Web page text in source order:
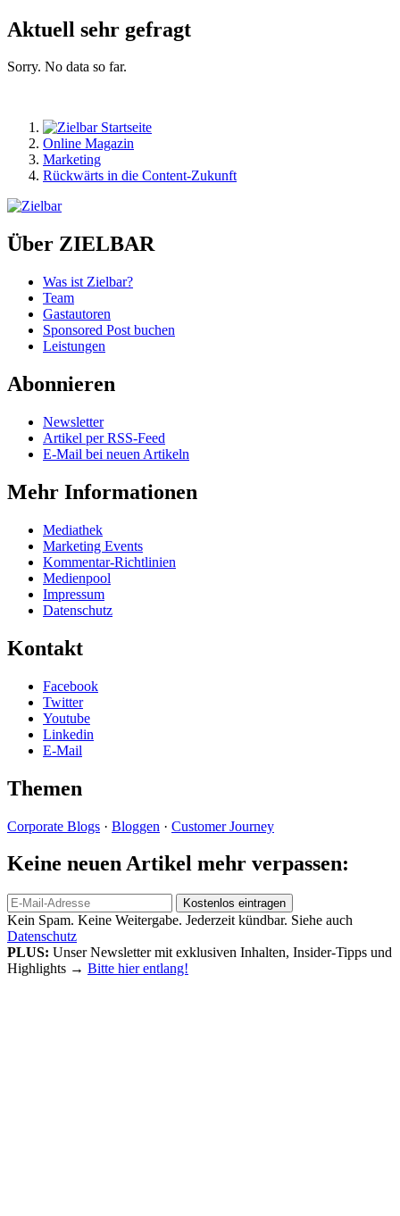
Aktuell sehr gefragt
Sorry. No data so far.
Online Magazin
Marketing
Rückwärts in die Content-Zukunft
Über ZIELBAR
Was ist Zielbar?
Team
Gastautoren
Sponsored Post buchen
Leistungen
Abonnieren
Newsletter
Artikel per RSS-Feed
E-Mail bei neuen Artikeln
Mehr Informationen
Mediathek
Marketing Events
Kommentar-Richtlinien
Medienpool
Impressum
Datenschutz
Kontakt
Facebook
Twitter
Youtube
Linkedin
E-Mail
Themen
Corporate Blogs · Bloggen · Customer Journey
Keine neuen Artikel mehr verpassen:
Kein Spam. Keine Weitergabe. Jederzeit kündbar. Siehe auch
Datenschutz
PLUS: Unser Newsletter mit exklusiven Inhalten, Insider-Tipps und
Highlights → Bitte hier entlang!